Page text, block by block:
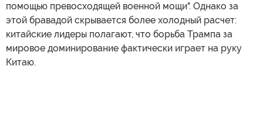
помощью превосходящей военной мощи". Однако за
этой бравадой скрывается более холодный расчет:
китайские лидеры полагают, что борьба Трампа за
мировое доминирование фактически играет на руку
Китаю.